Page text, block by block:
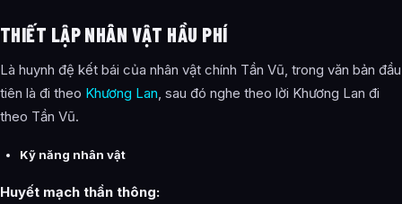
THIẾT LẬP NHÂN VẬT HẦU PHÍ
Là huynh đệ kết bái của nhân vật chính Tần Vũ, trong văn bản đầu
tiên là đi theo Khương Lan, sau đó nghe theo lời Khương Lan đi
theo Tần Vũ.
Kỹ năng nhân vật
Huyết mạch thần thông: